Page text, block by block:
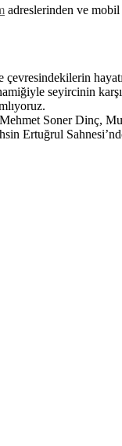
adreslerinden ve
seyircinin
Soner Dinç,
Ertuğrul